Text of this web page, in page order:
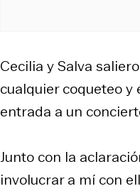
Cecilia y Salva
cualquier coqueteo
entrada a un
Junto con la
involucrar a mí con